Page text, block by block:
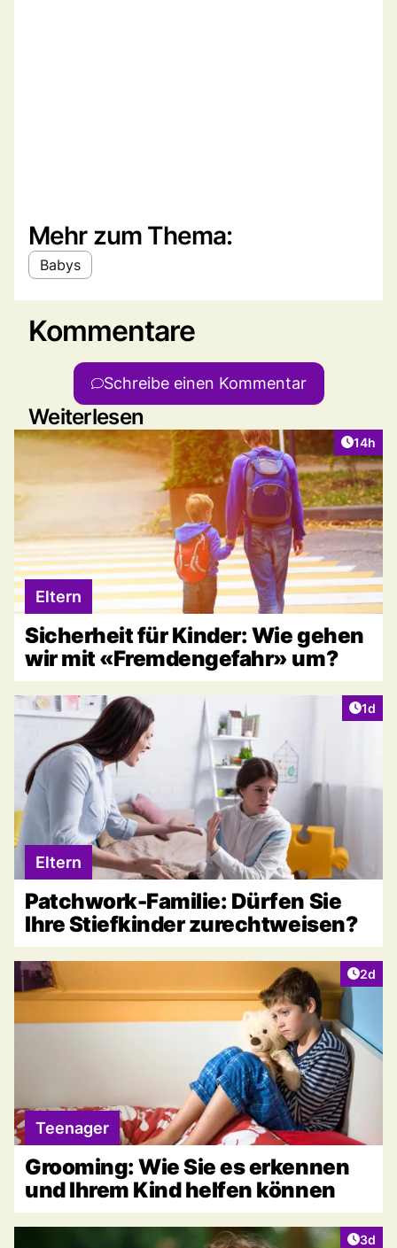
Mehr zum Thema:
Babys
Kommentare
Schreibe einen Kommentar
Weiterlesen
Artikel
14h
Eltern
Sicherheit für Kinder: Wie gehen
wir mit «Fremdengefahr» um?
1d
Eltern
Patchwork-Familie: Dürfen Sie
Ihre Stiefkinder zurechtweisen?
2d
Teenager
Grooming: Wie Sie es erkennen
und Ihrem Kind helfen können
3d